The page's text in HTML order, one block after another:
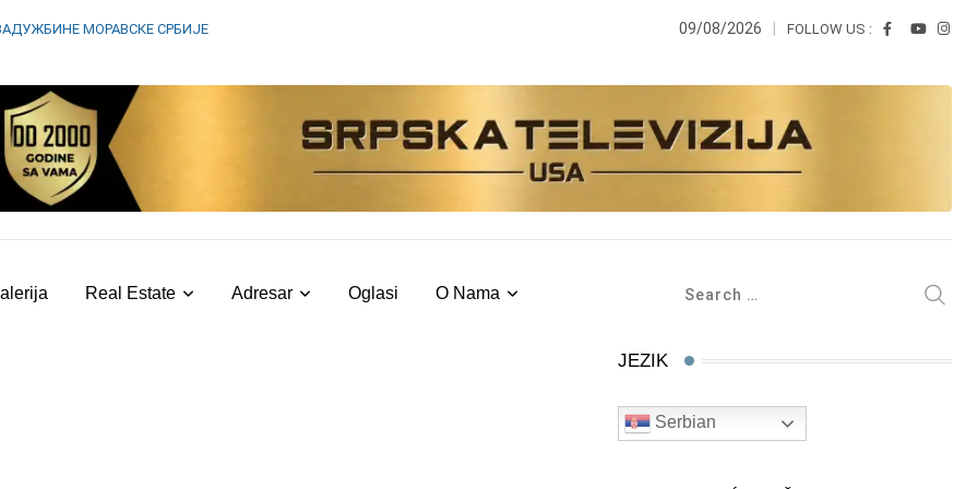
МОРАВСКЕ СРБИЈЕ 09/08/2026 FOLLOW US :
Real Estate Adresar Oglasi O Nama
JEZIK
Serbian